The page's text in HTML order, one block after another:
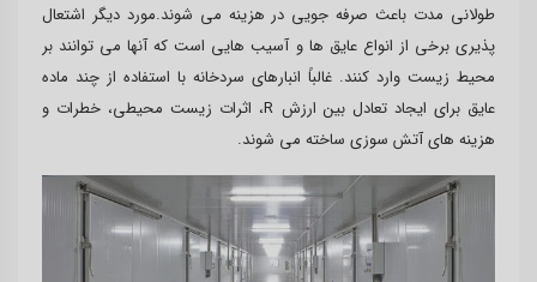
طولانی مدت باعث صرفه جویی در هزینه می شوند.مورد دیگر اشتعال
پذیری برخی از انواع عایق ها و آسیب هایی است که آنها می توانند بر
محیط زیست وارد کنند. غالباً انبارهای سردخانه با استفاده از چند ماده
عایق برای ایجاد تعادل بین ارزش R، اثرات زیست محیطی، خطرات و
هزینه های آتش سوزی ساخته می شوند.